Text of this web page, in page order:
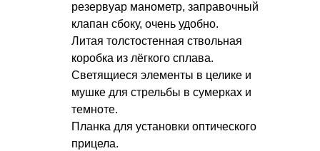
резервуар манометр, заправочный
клапан сбоку, очень удобно.
Литая толстостенная ствольная
коробка из лёгкого сплава.
Светящиеся элементы в целике и
мушке для стрельбы в сумерках и
темноте.
Планка для установки оптического
прицела.